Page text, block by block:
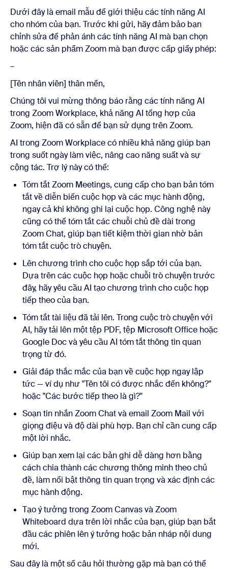
Dưới đây là email mẫu để giới thiệu các tính năng AI
cho nhóm của bạn. Trước khi gửi, hãy đảm bảo bạn
chỉnh sửa để phản ánh các tính năng AI mà bạn chọn
hoặc các sản phẩm Zoom mà bạn được cấp giấy phép:
–
[Tên nhân viên] thân mến,
Chúng tôi vui mừng thông báo rằng các tính năng AI
trong Zoom Workplace, khả năng AI tổng hợp của
Zoom, hiện đã có sẵn để bạn sử dụng trên Zoom.
AI trong Zoom Workplace có nhiều khả năng giúp bạn
trong suốt ngày làm việc, nâng cao năng suất và sự
cộng tác. Trợ lý này có thể:
Tóm tắt Zoom Meetings, cung cấp cho bạn bản tóm
tắt về diễn biến cuộc họp và các mục hành động,
ngay cả khi không ghi lại cuộc họp. Công nghệ này
cũng có thể tóm tắt các chuỗi chủ đề dài trong
Zoom Chat, giúp bạn tiết kiệm thời gian nhờ bản
tóm tắt cuộc trò chuyện.
Lên chương trình cho cuộc họp sắp tới của bạn.
Dựa trên các cuộc họp hoặc chuỗi trò chuyện trước
đây, hãy yêu cầu AI tạo chương trình cho cuộc họp
tiếp theo của bạn.
Tóm tắt tài liệu đã tải lên. Trong cuộc trò chuyện với
AI, hãy tải lên một tệp PDF, tệp Microsoft Office hoặc
Google Doc và yêu cầu AI tóm tắt thông tin quan
trọng từ đó.
Giải đáp thắc mắc của bạn về cuộc họp ngay lập
tức — ví dụ như "Tên tôi có được nhắc đến không?"
hoặc "Các bước tiếp theo là gì?"
Soạn tin nhắn Zoom Chat và email Zoom Mail với
giọng điệu và độ dài phù hợp. Bạn chỉ cần cung cấp
một lời nhắc.
Giúp bạn xem lại các bản ghi dễ dàng hơn bằng
cách chia thành các chương thông minh theo chủ
đề, làm nổi bật thông tin quan trọng và xác định các
mục hành động.
Tạo ý tưởng trong Zoom Canvas và Zoom
Whiteboard dựa trên lời nhắc của bạn, giúp bạn bắt
đầu các phiên lên ý tưởng hoặc bản nháp nội dung
mới.
Sau đây là một số câu hỏi thường gặp mà bạn có thể